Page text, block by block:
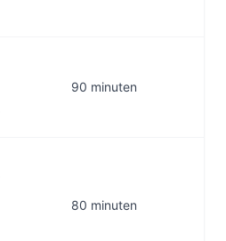
90 minuten
80 minuten